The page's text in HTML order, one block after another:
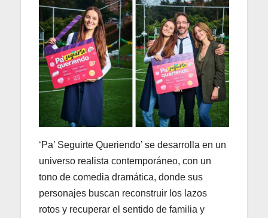
‘Pa’ Seguirte Queriendo’ se desarrolla en un
universo realista contemporáneo, con un
tono de comedia dramática, donde sus
personajes buscan reconstruir los lazos
rotos y recuperar el sentido de familia y